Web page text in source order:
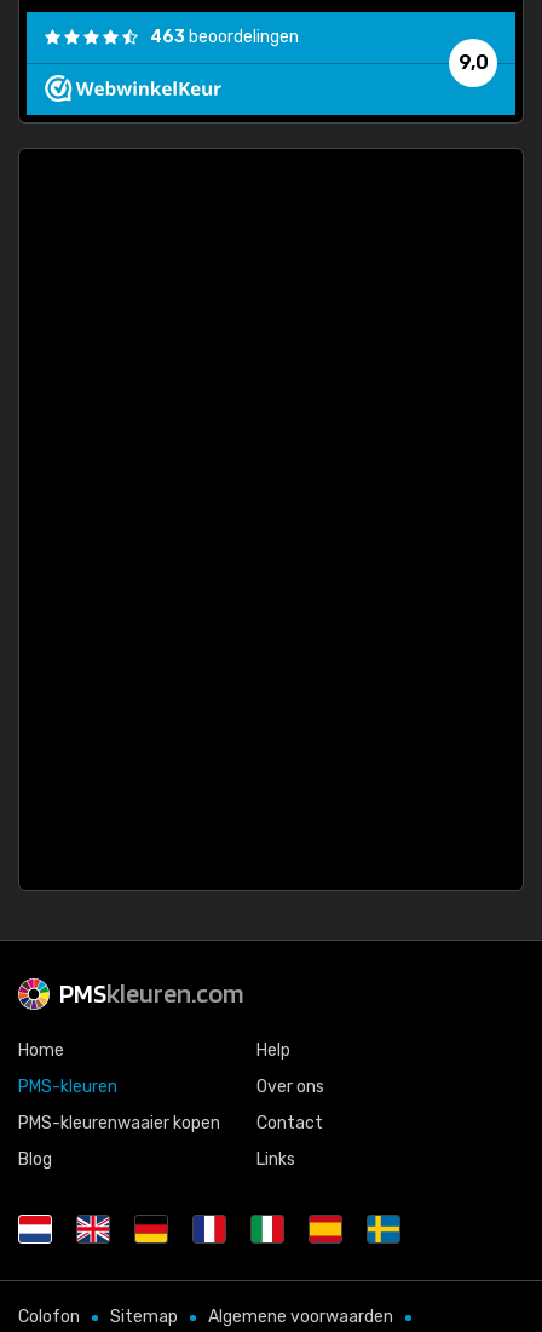
9,0
463 beoordelingen
PMSkleuren.com
Home
PMS-kleuren
PMS-kleurenwaaier kopen
Blog
Help
Over ons
Contact
Links
Colofon Sitemap Algemene voorwaarden